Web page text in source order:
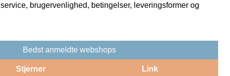
brugervenlighed, betingelser, leveringsformer og
Bedst anmeldte webshops
Stjerner Link